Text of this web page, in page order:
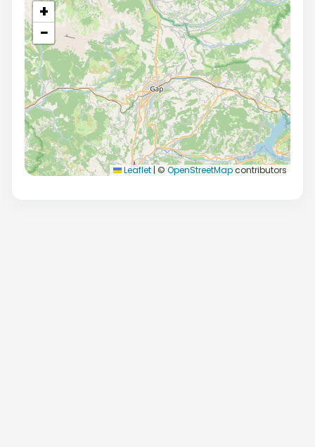
+
−
Leaflet | © OpenStreetMapcontributors